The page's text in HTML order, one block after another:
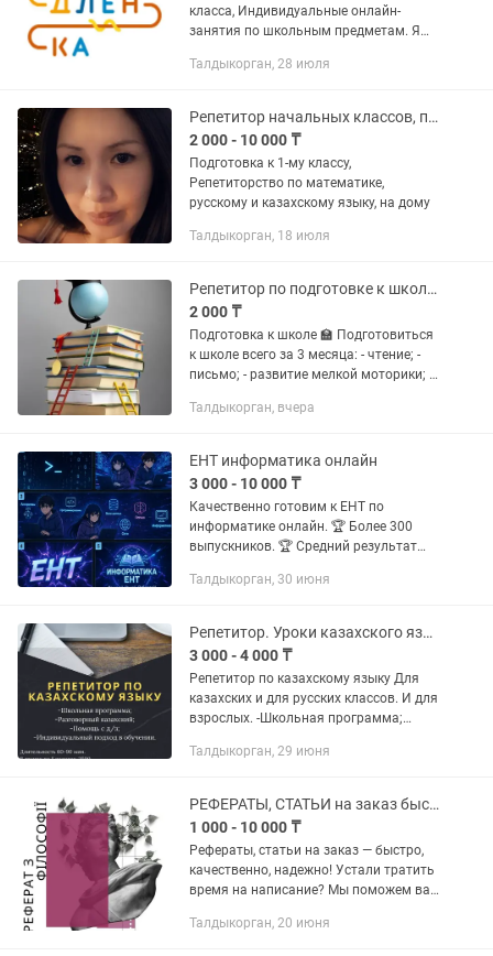
класса, Индивидуальные онлайн-
занятия по школьным предметам. Я
сложные задания и помогу выполнить
Талдыкорган, 28 июля
Репетитор начальных классов, подготовка к 1-му классу
2 000 - 10 000 ₸
Подготовка к 1-му классу,
Репетиторство по математике,
русскому и казахскому языку, на дому
Талдыкорган, 18 июля
Репетитор по подготовке к школе, репетитор начальных классов
2 000 ₸
Подготовка к школе 🏫 Подготовиться
к школе всего за 3 месяца: - чтение; -
письмо; - развитие мелкой моторики; -
детьми, педагогическое образование.
Талдыкорган, вчера
ЕНТ информатика онлайн
3 000 - 10 000 ₸
Качественно готовим к ЕНТ по
информатике онлайн. 🏆 Более 300
выпускников. 🏆 Средний результат
50. 🏆 Средний результат ЕГЭ по
Талдыкорган, 30 июня
Репетитор. Уроки казахского языка.
3 000 - 4 000 ₸
Репетитор по казахскому языку Для
казахских и для русских классов. И для
взрослых. -Школьная программа;
з; -Переводы любой сложности;
Талдыкорган, 29 июня
РЕФЕРАТЫ, СТАТЬИ на заказ быстро, качественно, надежно!
1 000 - 10 000 ₸
Рефераты, статьи на заказ — быстро,
качественно, надежно! Устали тратить
время на написание? Мы поможем вам
Талдыкорган, 20 июня